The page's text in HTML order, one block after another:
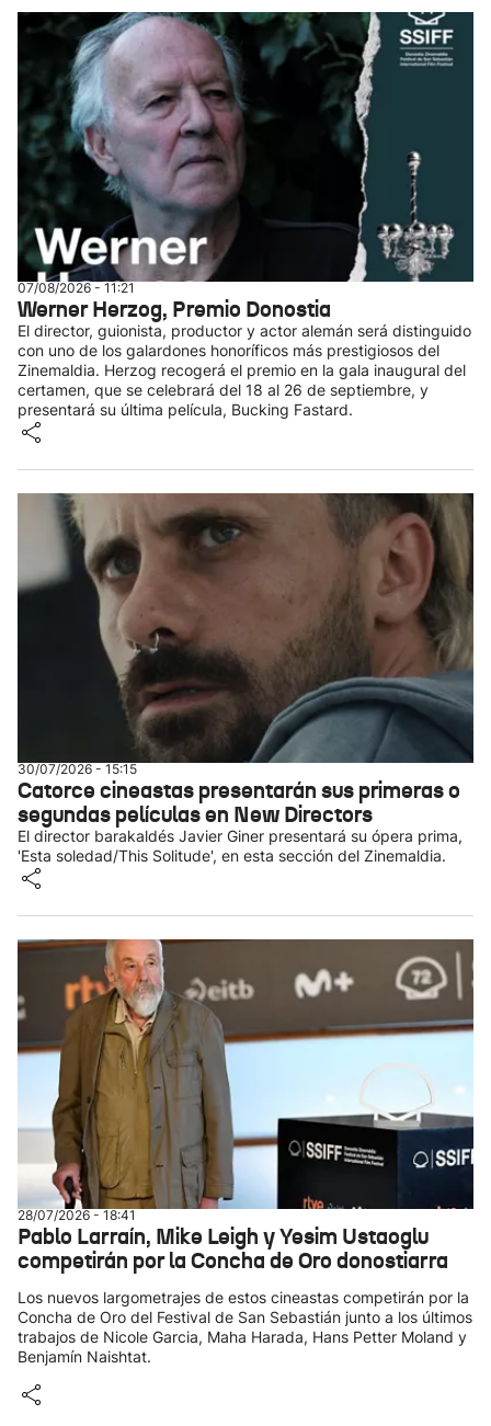
07/08/2026 - 11:21
Werner Herzog, Premio Donostia
El director, guionista, productor y actor alemán será distinguido
con uno de los galardones honoríficos más prestigiosos del
Zinemaldia. Herzog recogerá el premio en la gala inaugural del
certamen, que se celebrará del 18 al 26 de septiembre, y
presentará su última película, Bucking Fastard.
30/07/2026 - 15:15
Catorce cineastas presentarán sus primeras o
segundas películas en New Directors
El director barakaldés Javier Giner presentará su ópera prima,
'Esta soledad/This Solitude', en esta sección del Zinemaldia.
28/07/2026 - 18:41
Pablo Larraín, Mike Leigh y Yesim Ustaoglu
competirán por la Concha de Oro donostiarra
Los nuevos largometrajes de estos cineastas competirán por la
Concha de Oro del Festival de San Sebastián junto a los últimos
trabajos de Nicole Garcia, Maha Harada, Hans Petter Moland y
Benjamín Naishtat.